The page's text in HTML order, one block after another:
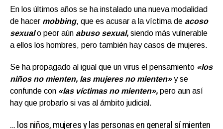
En los últimos años se ha instalado una nueva modalidad
de hacer mobbing, que es acusar a la víctima de acoso
sexualo peor aún abuso sexual, siendo más vulnerable
a ellos los hombres, pero también hay casos de mujeres.
Se ha propagado al igual que un virus el pensamiento «los
niños no mienten, las mujeres no mienten»y se
confunde con «las víctimas no mienten», pero aun así
hay que probarlo si vas al ámbito judicial.
… los niños, mujeres y las personas en general sí mienten